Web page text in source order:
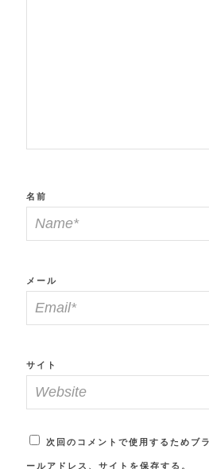
名前
メール
サイト
次回のコメントで使用するためブ
ールアドレス、サイトを保存する。